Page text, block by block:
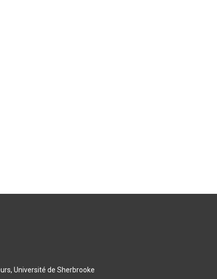
Université de Sherbrooke